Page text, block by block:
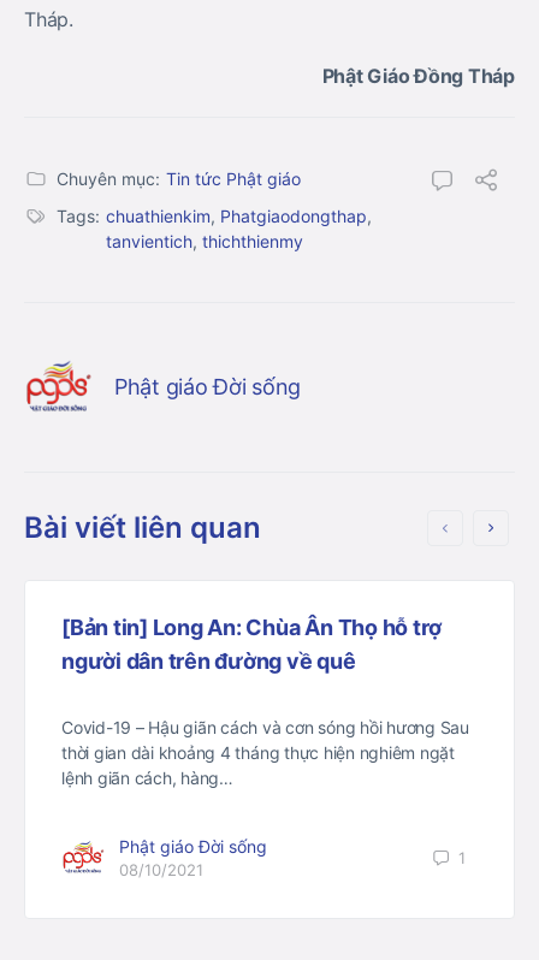
Tháp.
Phật Giáo Đồng Tháp
Chuyên mục: Tin tức Phật giáo
Tags: chuathienkim, Phatgiaodongthap,
tanvientich, thichthienmy
Phật giáo Đời sống
Bài viết liên quan
[Bản tin] Long An: Chùa Ân Thọ hỗ trợ
người dân trên đường về quê
Covid-19 – Hậu giãn cách và cơn sóng hồi hương Sau
thời gian dài khoảng 4 tháng thực hiện nghiêm ngặt
lệnh giãn cách, hàng…
Phật giáo Đời sống
08/10/2021
1